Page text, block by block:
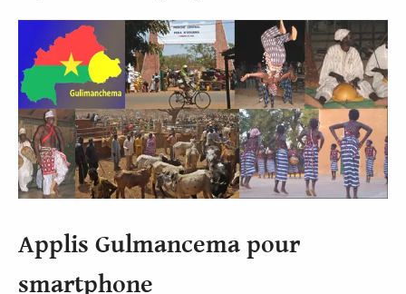
Applis Gulmancema pour
smartphone